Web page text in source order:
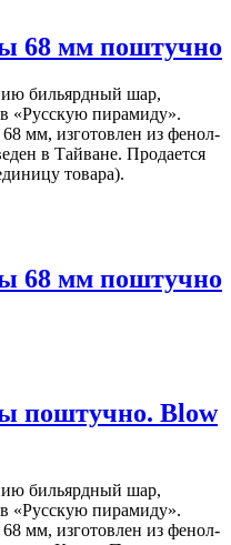
68 мм поштучно
бильярдный шар,
«Русскую пирамиду».
мм, изготовлен из фенол-
в Тайване. Продается
товара).
68 мм поштучно
поштучно. Blow
бильярдный шар,
«Русскую пирамиду».
мм, изготовлен из фенол-